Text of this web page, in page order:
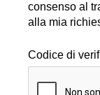
consenso al
alla mia
Codice di